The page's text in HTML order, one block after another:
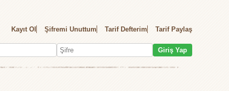
Kayıt Ol Şifremi Unuttum Tarif Defterim Tarif Paylaş
Giriş Yap